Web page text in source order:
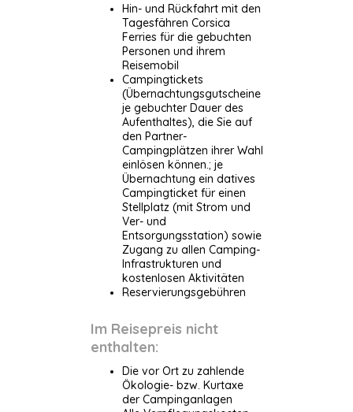
Hin- und Rückfahrt mit den
Tagesfähren Corsica
Ferries für die gebuchten
Personen und ihrem
Reisemobil
Campingtickets
(Übernachtungsgutscheine
je gebuchter Dauer des
Aufenthaltes), die Sie auf
den Partner-
Campingplätzen ihrer Wahl
einlösen können.; je
Übernachtung ein datives
Campingticket für einen
Stellplatz (mit Strom und
Ver- und
Entsorgungsstation) sowie
Zugang zu allen Camping-
Infrastrukturen und
kostenlosen Aktivitäten
Reservierungsgebühren
Im Reisepreis nicht
enthalten:
Die vor Ort zu zahlende
Ökologie- bzw. Kurtaxe
der Campinganlagen